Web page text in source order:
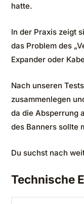
hatte.
In der Praxis zeigt
das Problem des
Expander oder
Nach unseren
zusammenlegen
da die Absperrung
des Banners sollte
Du suchst nach
Technische